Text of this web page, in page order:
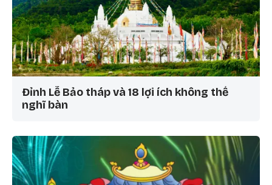
Đỉnh Lễ Bảo tháp và 18 lợi ích không thể
nghĩ bàn